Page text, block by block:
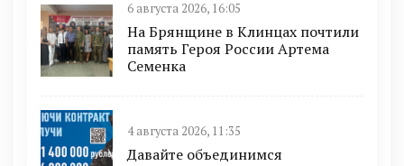
6 августа 2026, 16:05
На Брянщине в Клинцах почтили
память Героя России Артема
Семенка
4 августа 2026, 11:35
Давайте объединимся